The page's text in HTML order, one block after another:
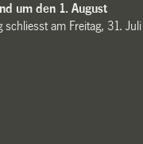
um den 1. August
schliesst am Freitag, 31.